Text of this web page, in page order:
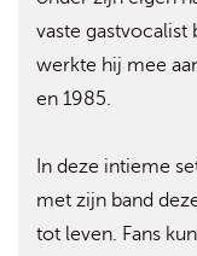
vaste gastvocalist
werkte hij mee
en 1985.
In deze intieme
met zijn band
tot leven. Fans